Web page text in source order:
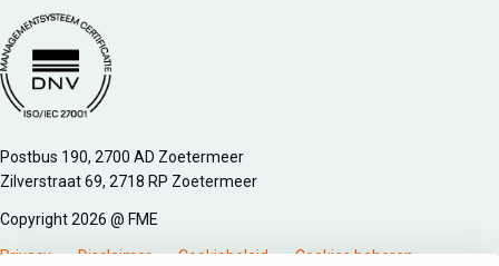
Managementsyteem certificatie DNV iso/iec 27001
Postbus 190, 2700 AD Zoetermeer
Zilverstraat 69, 2718 RP Zoetermeer
Copyright 2026 @ FME
Privacy Disclaimer Cookiebeleid Cookies beheren